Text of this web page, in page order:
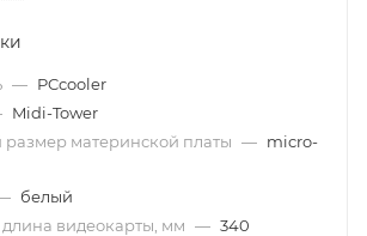
— PCcooler
Midi-Tower
материнской платы — micro-
белый
видеокарты, мм — 340